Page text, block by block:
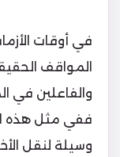
في أوقات
المواقف
والفاعلين في
ففي مثل هذه
وسيلة لنقل